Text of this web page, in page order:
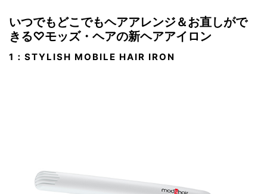
いつでもどこでもヘアアレンジ＆お直しがで
きる♡モッズ・ヘアの新ヘアアイロン
1：STYLISH MOBILE HAIR IRON